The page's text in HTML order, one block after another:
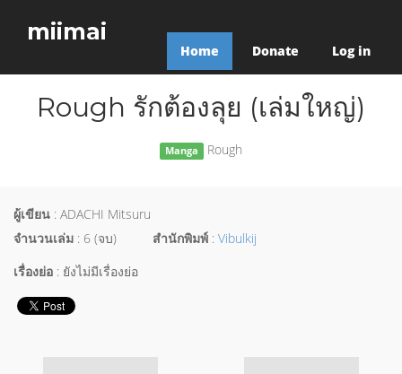
miimai
Home Donate Log in
Rough รักต้องลุย (เล่มใหญ่)
Manga Rough
ผู้เขียน : ADACHI Mitsuru
จำนวนเล่ม : 6 (จบ) สำนักพิมพ์ : Vibulkij
เรื่องย่อ : ยังไม่มีเรื่องย่อ